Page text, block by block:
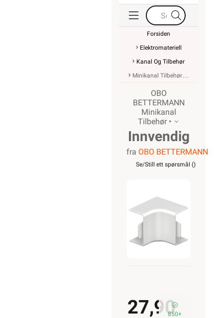
Forsiden
Elektromateriell
Kanal Og Tilbehør
Minikanal Tilbehør
OBO
BETTERMANN
Minikanal
Tilbehør •
Innvendig
hjørne for
WDK15030RW
fra OBO BETTERMANN
Se/Still ett spørsmål ()
27,90850+